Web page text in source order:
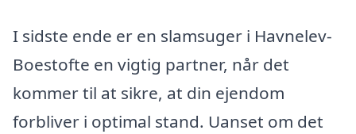
I sidste ende er en slamsuger i Havnelev-
Boestofte en vigtig partner, når det
kommer til at sikre, at din ejendom
forbliver i optimal stand. Uanset om det